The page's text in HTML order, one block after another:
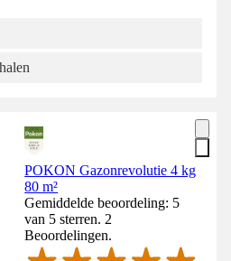
POKON Gazonrevolutie 4 kg
80 m²
Gemiddelde beoordeling: 5
van 5 sterren. 2
Beoordelingen.